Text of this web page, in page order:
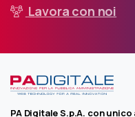
Lavora con noi
PA Digitale S.p.A. con